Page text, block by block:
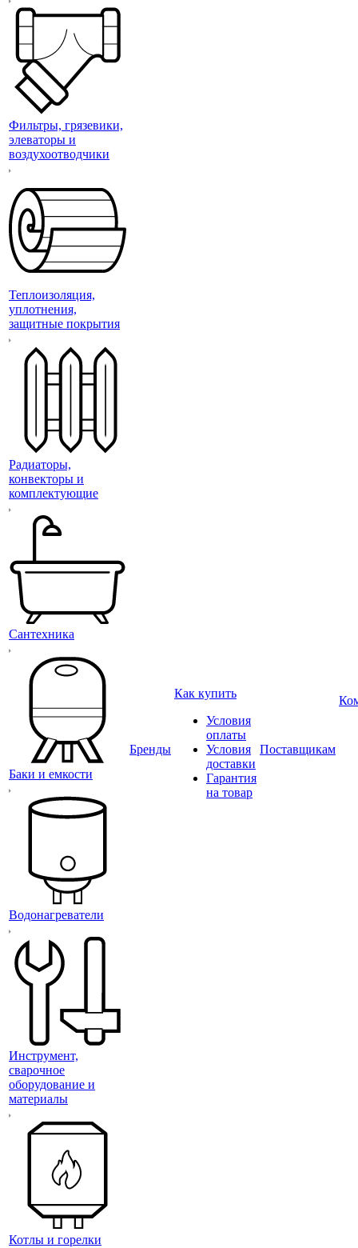
Фильтры, грязевики,
элеваторы и
воздухоотводчики
Теплоизоляция,
уплотнения,
защитные покрытия
Радиаторы,
конвекторы и
комплектующие
Сантехника
Баки и емкости
Водонагреватели
Инструмент,
сварочное
оборудование и
материалы
Котлы и горелки
Бренды
Как купить
Условия
оплаты
Условия
доставки
Гарантия
на товар
Поставщикам